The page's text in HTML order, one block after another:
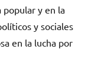
y en la
y sociales
en la lucha por